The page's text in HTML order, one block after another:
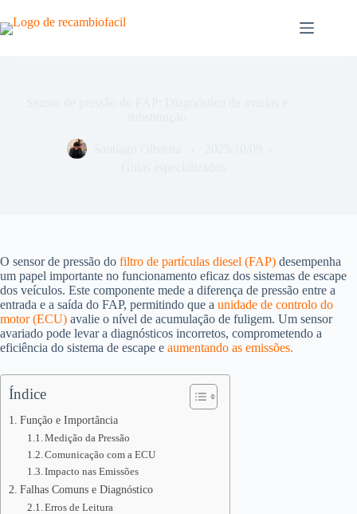
para
o
O sensor de pressão do filtro de partículas diesel (FAP) desempenha
um papel importante no funcionamento eficaz dos sistemas de escape
dos veículos. Este componente mede a diferença de pressão entre a
entrada e a saída do FAP, permitindo que a unidade de controlo do
motor (ECU) avalie o nível de acumulação de fuligem. Um sensor
avariado pode levar a diagnósticos incorretos, comprometendo a
eficiência do sistema de escape e aumentando as emissões.
Índice
Função e Importância
Medição da Pressão
Comunicação com a ECU
Impacto nas Emissões
Falhas Comuns e Diagnóstico
Erros de Leitura